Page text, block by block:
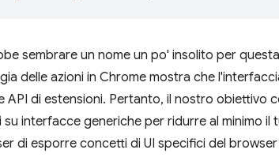
sembrare un nome un po' insolito per
delle azioni in Chrome mostra che
API di estensioni. Pertanto, il nostro obiettivo
su interfacce generiche per ridurre al minimo
di esporre concetti di UI specifici del